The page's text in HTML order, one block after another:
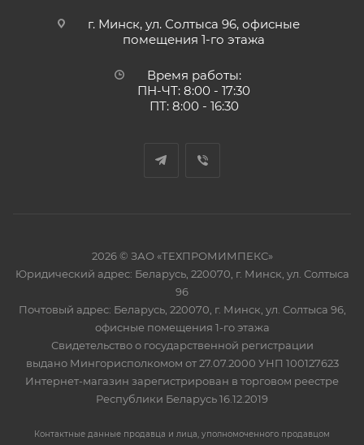
г. Минск, ул. Солтыса 96, офисные
помещения 1-го этажа
Время работы:
ПН-ЧТ: 8:00 - 17:30
ПТ: 8:00 - 16:30
2026 © ЗАО «ТЕХПРОМИМПЕКС»
Юридический адрес: Беларусь, 220070, г. Минск, ул. Солтыса
96
Почтовый адрес: Беларусь, 220070, г. Минск, ул. Солтыса 96,
офисные помещения 1-го этажа
Свидетельство о государственной регистрации
выдано Мингорисполкомом от 27.07.2000 УНП 100127623
Интернет-магазин зарегистрирован в торговом реестре
Республики Беларусь 16.12.2019
Контактные данные продавца и лица, уполномоченного продавцом